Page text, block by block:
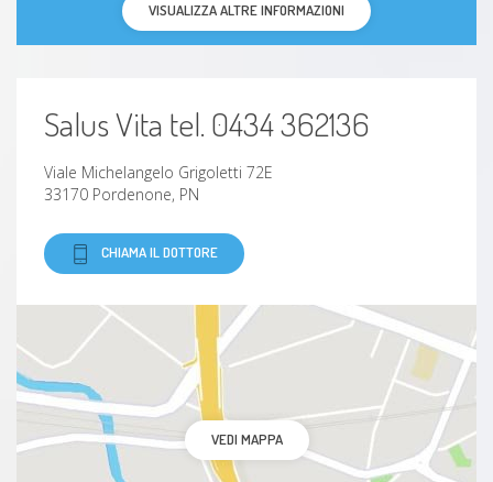
VISUALIZZA ALTRE INFORMAZIONI
Salus Vita tel. 0434 362136
Viale Michelangelo Grigoletti 72E
33170 Pordenone, PN
CHIAMA IL DOTTORE
VEDI MAPPA